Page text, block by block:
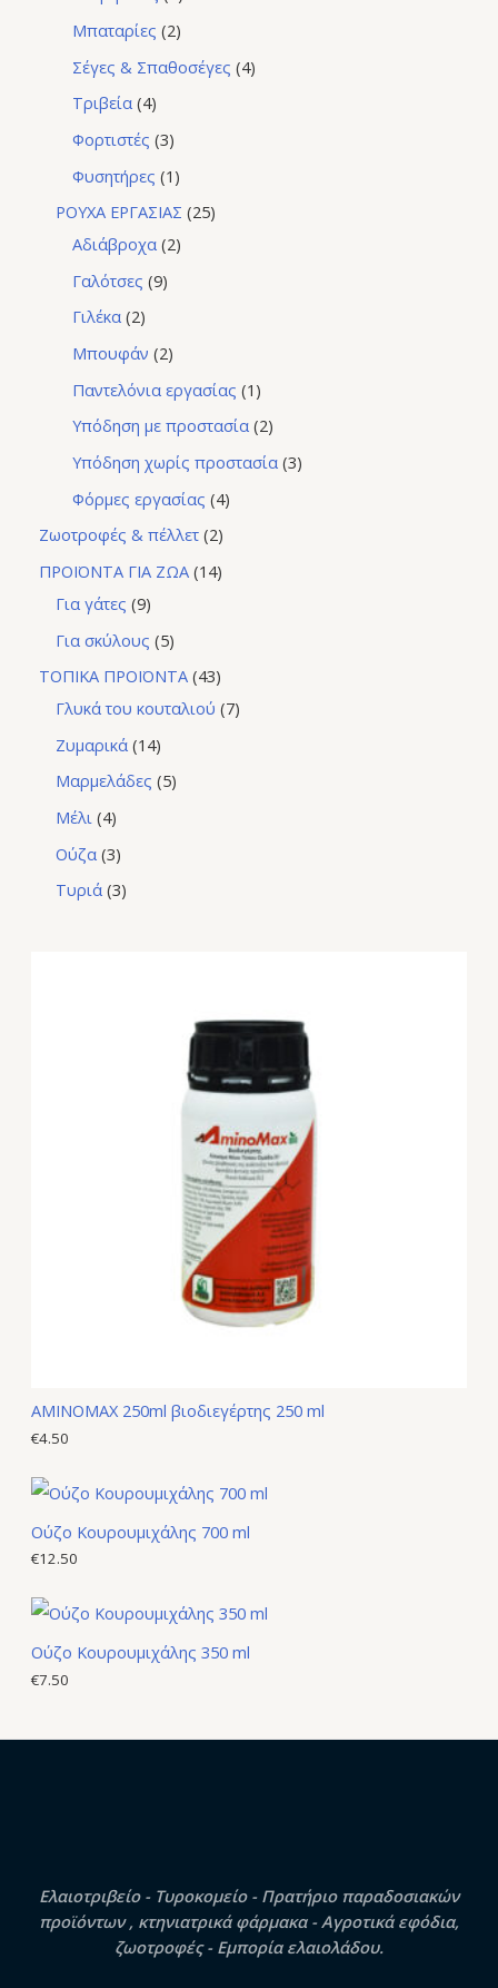
Μπαταρίες 2
Σέγες & Σπαθοσέγες 4
Τριβεία 4
Φορτιστές 3
Φυσητήρες 1
ΡΟΥΧΑ ΕΡΓΑΣΙΑΣ 25
Αδιάβροχα 2
Γαλότσες 9
Γιλέκα 2
Μπουφάν 2
Παντελόνια εργασίας 1
Υπόδηση με προστασία 2
Υπόδηση χωρίς προστασία 3
Φόρμες εργασίας 4
Ζωοτροφές & πέλλετ 2
ΠΡΟΪΟΝΤΑ ΓΙΑ ΖΩΑ 14
Για γάτες 9
Για σκύλους 5
ΤΟΠΙΚΑ ΠΡΟΪΟΝΤΑ 43
Γλυκά του κουταλιού 7
Ζυμαρικά 14
Μαρμελάδες 5
Μέλι 4
Ούζα 3
Τυριά 3
AMINOMAX 250ml βιοδιεγέρτης 250 ml
€4.50
Ούζο Κουρουμιχάλης 700 ml
€12.50
Ούζο Κουρουμιχάλης 350 ml
€7.50
Ελαιοτριβείο - Τυροκομείο - Πρατήριο παραδοσιακών
προϊόντων , κτηνιατρικά φάρμακα - Αγροτικά εφόδια,
ζωοτροφές - Εμπορία ελαιολάδου.